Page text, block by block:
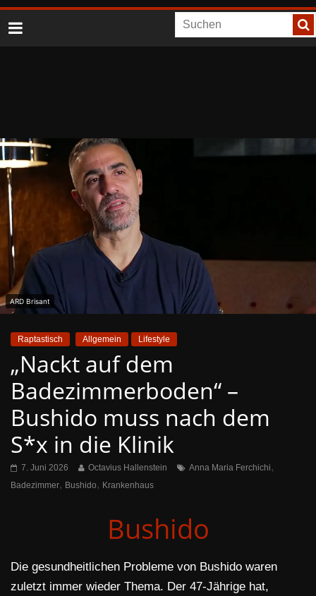
ARD Brisant
Raptastisch Allgemein Lifestyle
„Nackt auf dem
Badezimmerboden“ –
Bushido muss nach dem
S*x in die Klinik
7. Juni 2026 Octavius Hallenstein Anna Maria Ferchichi,
Badezimmer, Bushido, Krankenhaus
Bushido
Die gesundheitlichen Probleme von Bushido waren
zuletzt immer wieder Thema. Der 47-Jährige hat,